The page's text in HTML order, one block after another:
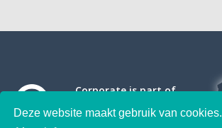
Deze website maakt gebruik van cookies.
Corporate is part of